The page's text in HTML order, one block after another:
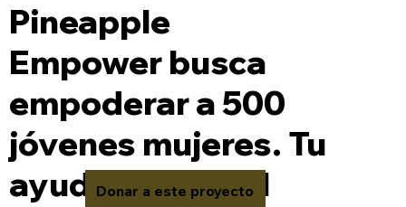
Pineapple
Empower busca
empoderar a 500
jóvenes mujeres. Tu
ayuda es crucial
Donar a este proyecto